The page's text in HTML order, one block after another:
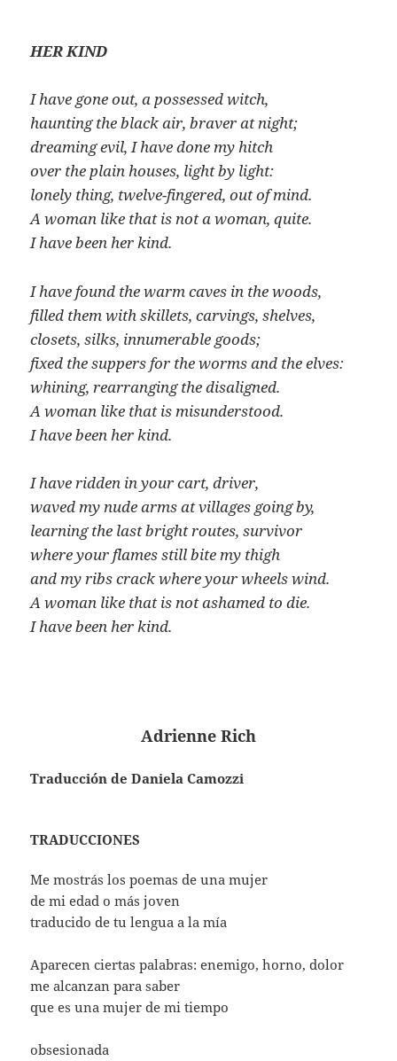
HER KIND
I have gone out, a possessed witch,
haunting the black air, braver at night;
dreaming evil, I have done my hitch
over the plain houses, light by light:
lonely thing, twelve-fingered, out of mind.
A woman like that is not a woman, quite.
I have been her kind.
I have found the warm caves in the woods,
filled them with skillets, carvings, shelves,
closets, silks, innumerable goods;
fixed the suppers for the worms and the elves:
whining, rearranging the disaligned.
A woman like that is misunderstood.
I have been her kind.
I have ridden in your cart, driver,
waved my nude arms at villages going by,
learning the last bright routes, survivor
where your flames still bite my thigh
and my ribs crack where your wheels wind.
A woman like that is not ashamed to die.
I have been her kind.
Adrienne Rich
Traducción de Daniela Camozzi
TRADUCCIONES
Me mostrás los poemas de una mujer
de mi edad o más joven
traducido de tu lengua a la mía
Aparecen ciertas palabras: enemigo, horno, dolor
me alcanzan para saber
que es una mujer de mi tiempo
obsesionada